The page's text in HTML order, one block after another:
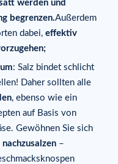
werden und
begrenzen.Außerdem
dabei, effektiv
: Salz bindet schlicht
Daher sollten alle
, ebenso wie ein
auf Basis von
Gewöhnen Sie sich
–